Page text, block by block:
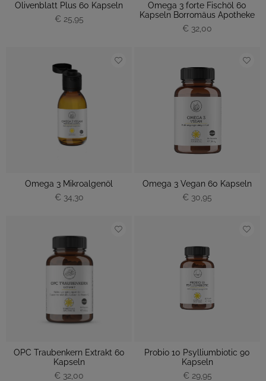
Olivenblatt Plus 60 Kapseln
€ 25,95
Omega 3 forte Fischöl 60
Kapseln Borromäus Apotheke
€ 32,00
Omega 3 Mikroalgenöl
€ 34,30
Omega 3 Vegan 60 Kapseln
€ 30,95
OPC Traubenkern Extrakt 60
Kapseln
€ 32,00
Probio 10 Psylliumbiotic 90
Kapseln
€ 29,95